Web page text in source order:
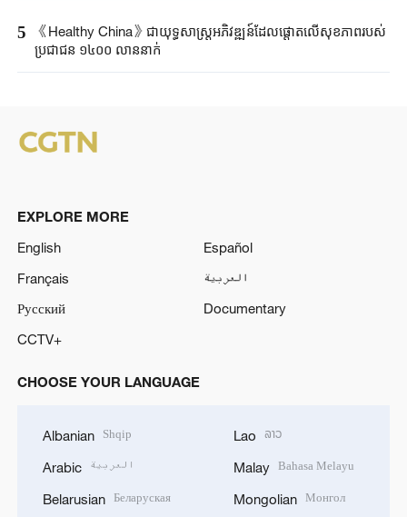
5
《Healthy China》​ជា​យុទ្ធសាស្ត្រ​អភិវឌ្ឍន៍​ដែលផ្តោត​លើ​សុខភាព​របស់​
ប្រជាជន ​១៤០០ ​លាន​នាក់​​
EXPLORE MORE
English
Español
Français
العربية
Русский
Documentary
CCTV+
CHOOSE YOUR LANGUAGE
Albanian Shqip
Arabic العربية
Belarusian Беларуская
Lao ລາວ
Malay Bahasa Melayu
Mongolian Монгол